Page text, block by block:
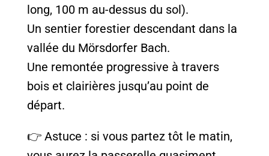
long, 100 m au-dessus du sol).
Un sentier forestier descendant dans la
vallée du Mörsdorfer Bach.
Une remontée progressive à travers
bois et clairières jusqu’au point de
départ.
👉 Astuce : si vous partez tôt le matin,